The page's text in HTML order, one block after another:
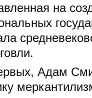
на
Адам